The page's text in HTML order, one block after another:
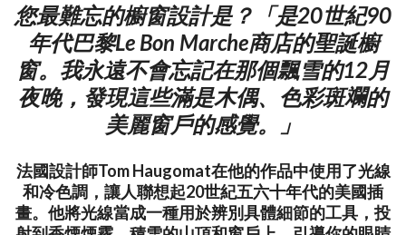
您最難忘的櫥窗設計是？「是20世紀90
年代巴黎Le Bon Marche商店的聖誕櫥
窗。我永遠不會忘記在那個飄雪的12月
夜晚，發現這些滿是木偶、色彩斑斕的
美麗窗戶的感覺。」
法國設計師Tom Haugomat在他的作品中使用了光線
和冷色調，讓人聯想起20世紀五六十年代的美國插
畫。他將光線當成一種用於辨別具體細節的工具，投